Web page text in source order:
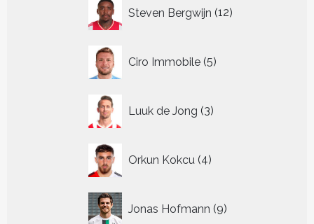
Steven Bergwijn 12
producten
Ciro Immobile 5
producten
Luuk de Jong 3
producten
Orkun Kokcu 4
producten
Jonas Hofmann 9
producten